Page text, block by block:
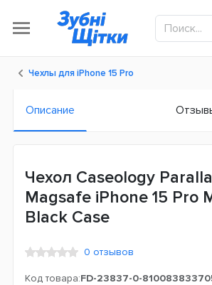
Чехлы для iPhone 15 Pro
Описание
Чехол Caseology
Magsafe iPhone 15 Pro
Black Case
0 отзывов
Код товара:FD-23837-0-